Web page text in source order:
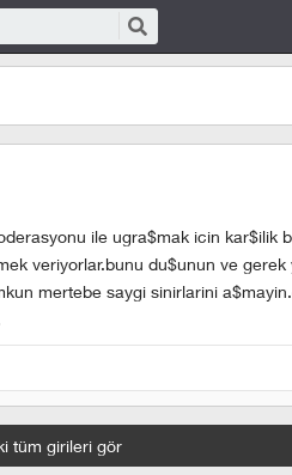
ile ugra$mak icin kar$ilik
veriyorlar.bunu du$unun ve gerek
mertebe saygi sinirlarini
tüm girileri gör